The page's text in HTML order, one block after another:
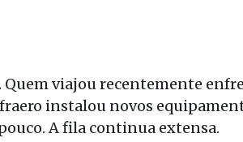
Quem viajou recentemente
instalou novos
A fila continua extensa.